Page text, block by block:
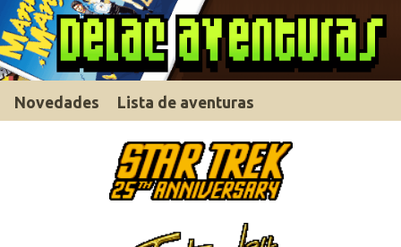
Novedades Lista de aventuras